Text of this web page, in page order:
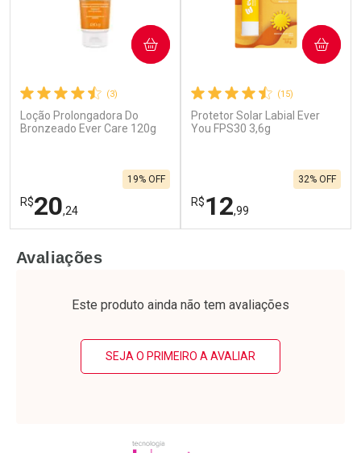
Ativar Desconto Ativar Desconto
(3)
Loção Prolongadora Do
Bronzeado Ever Care 120g
R$20,24
19% OFF
COMPRAR
Laboratório
Por Menos
(15)
Protetor Solar Labial Ever
You FPS30 3,6g
R$12,99
32% OFF
COMPRAR
Laboratório
Por Menos
Avaliações
Este produto ainda não tem avaliações
SEJA O PRIMEIRO A AVALIAR